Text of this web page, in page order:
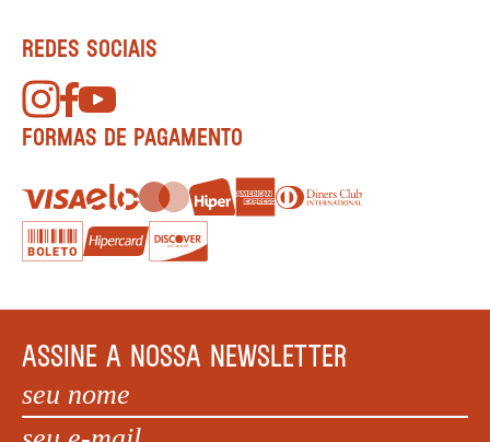
REDES SOCIAIS
FORMAS DE PAGAMENTO
ASSINE A NOSSA NEWSLETTER